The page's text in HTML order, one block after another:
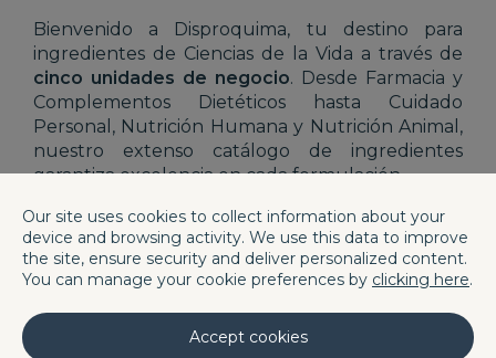
Bienvenido a Disproquima, tu destino para
ingredientes de Ciencias de la Vida a través de
cinco unidades de negocio. Desde Farmacia y
Complementos Dietéticos hasta Cuidado
Personal, Nutrición Humana y Nutrición Animal,
nuestro extenso catálogo de ingredientes
garantiza excelencia en cada formulación.
Complementos Dietéticos
Más información
Our site uses cookies to collect information about your
device and browsing activity. We use this data to improve
the site, ensure security and deliver personalized content.
You can manage your cookie preferences by clicking here.
Accept cookies